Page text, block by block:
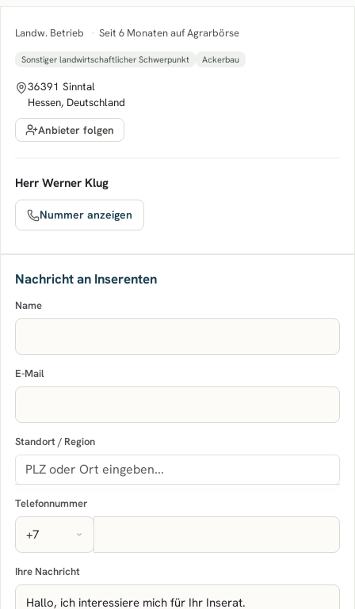
Landw. Betrieb · Seit 6 Monaten auf Agrarbörse
Sonstiger landwirtschaftlicher Schwerpunkt Ackerbau
36391 Sinntal
Hessen, Deutschland
Anbieter folgen
Herr Werner Klug
Nummer anzeigen
Nachricht an Inserenten
Name
E-Mail
Standort / Region
Telefonnummer
Ihre Nachricht